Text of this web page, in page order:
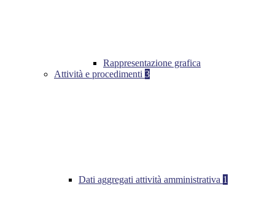
Rappresentazione grafica
Attività e procedimenti 3
Dati aggregati attività amministrativa 1